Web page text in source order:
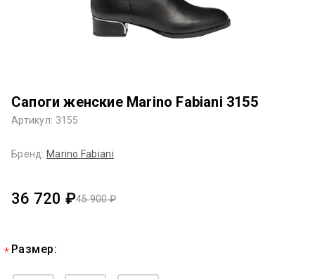
Сапоги женские Marino Fabiani 3155
Артикул: 3155
Бренд: Marino Fabiani
45 900 ₽
36 720 ₽
Размер: